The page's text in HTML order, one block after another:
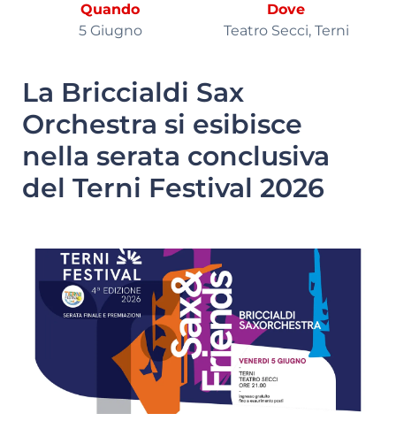
Quando
5 Giugno
Dove
Teatro Secci, Terni
La Briccialdi Sax
Orchestra si esibisce
nella serata conclusiva
del Terni Festival 2026